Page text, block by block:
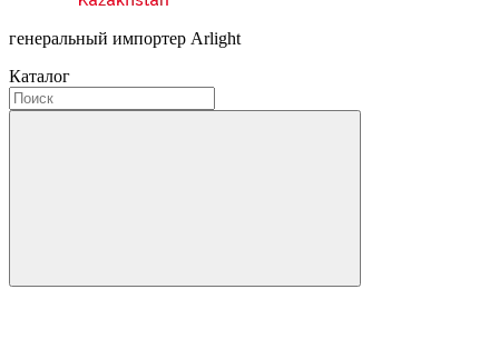
генеральный импортер Arlight
Каталог